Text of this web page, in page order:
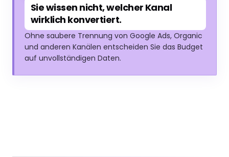
Sie wissen nicht, welcher Kanal
wirklich konvertiert.
Ohne saubere Trennung von Google Ads, Organic
und anderen Kanälen entscheiden Sie das Budget
auf unvollständigen Daten.